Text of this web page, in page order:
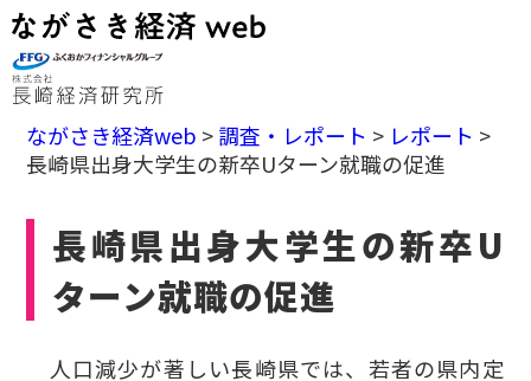
ながさき経済web >調査・レポート > レポート >
長崎県出身大学生の新卒Uターン就職の促進
長崎県出身大学生の新卒U
ターン就職の促進
人口減少が著しい長崎県では、若者の県内定